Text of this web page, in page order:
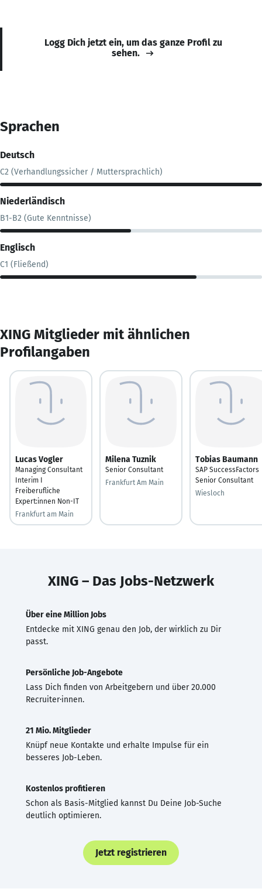
Logg Dich jetzt ein, um das ganze Profil zu
sehen.
Sprachen
Deutsch
C2 (Verhandlungssicher / Muttersprachlich)
Niederländisch
B1-B2 (Gute Kenntnisse)
Englisch
C1 (Fließend)
XING Mitglieder mit ähnlichen
Profilangaben
Lucas Vogler
Managing Consultant
Interim I
Freiberufliche
Expert:innen Non-IT
Frankfurt am Main
Milena Tuznik
Senior Consultant
Frankfurt Am Main
Tobias Baumann
SAP SuccessFactors
Senior Consultant
Wiesloch
XING – Das Jobs-Netzwerk
Über eine Million Jobs
Entdecke mit XING genau den Job, der wirklich zu Dir
passt.
Persönliche Job-Angebote
Lass Dich finden von Arbeitgebern und über 20.000
Recruiter·innen.
21 Mio. Mitglieder
Knüpf neue Kontakte und erhalte Impulse für ein
besseres Job-Leben.
Kostenlos profitieren
Schon als Basis-Mitglied kannst Du Deine Job-Suche
deutlich optimieren.
Jetzt registrieren